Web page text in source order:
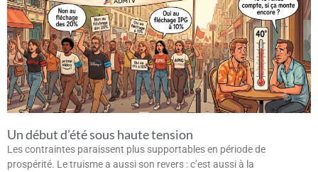
Un début d’été sous haute tension
Les contraintes paraissent plus supportables en période de
prospérité. Le truisme a aussi son revers : c’est aussi à la